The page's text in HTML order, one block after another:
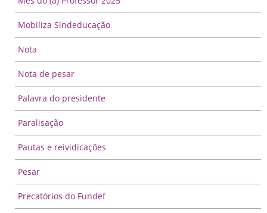
Mobiliza Sindeducação
Nota
Nota de pesar
Palavra do presidente
Paralisação
Pautas e reividicações
Pesar
Precatórios do Fundef